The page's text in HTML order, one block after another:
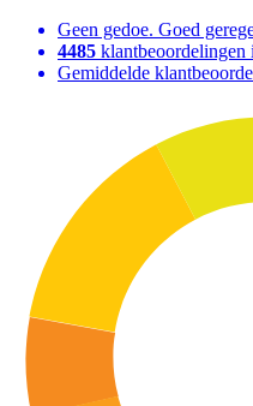
Geen gedoe. Goed
4485 klantbeoordelingen
Gemiddelde